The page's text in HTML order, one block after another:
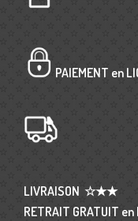
PAIEMENT en
LIVRAISON ☆★★
RETRAIT GRATUIT